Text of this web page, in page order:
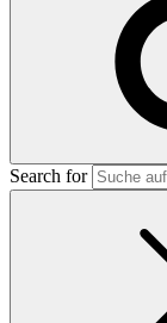
Search for